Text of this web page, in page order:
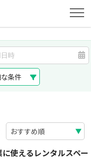
条件
使えるレンタルスペー